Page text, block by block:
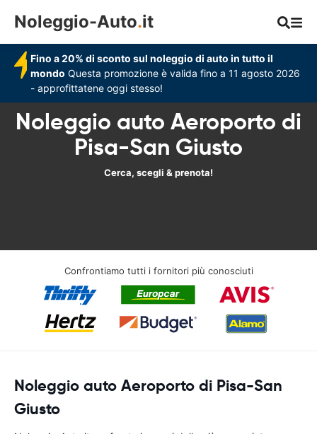
Noleggio-Auto.it
Fino a 20% di sconto sul noleggio di auto in tutto il
mondo Questa promozione è valida fino a 11 agosto 2026
- approfittatene oggi stesso!
Noleggio auto Aeroporto di
Pisa-San Giusto
Cerca, scegli & prenota!
Confrontiamo tutti i fornitori più conosciuti
Noleggio auto Aeroporto di Pisa-San
Giusto